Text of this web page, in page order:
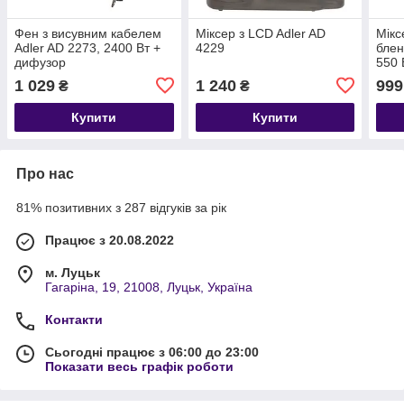
Фен з висувним кабелем
Adler AD 2273, 2400 Вт +
дифузор
1 029 ₴
Купити
Міксер з LCD Adler AD
4229
1 240₴
Купити
550
999
Про нас
81% позитивних з 287 відгуків за рік
Працює з 20.08.2022
м. Луцьк
Гагаріна, 19, 21008, Луцьк, Україна
Контакти
Сьогодні працює з 06:00 до 23:00
Показати весь графік роботи